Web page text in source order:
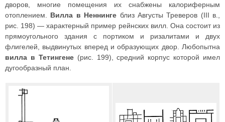
дворов, многие помещения их снабжены калориферным
отоплением. Вилла в Неннинге близ Августы Треверов (III в.,
рис. 198) — характерный пример рейнских вилл. Она состоит из
прямоугольного здания с портиком и ризалитами и двух
флигелей, выдвинутых вперед и образующих двор. Любопытна
вилла в Тетингене(рис. 199), средний корпус которой имел
дугообразный план.